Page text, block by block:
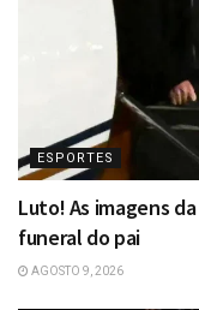
ESPORTES
Luto! As imagens
funeral do pai
AGOSTO 9, 2026